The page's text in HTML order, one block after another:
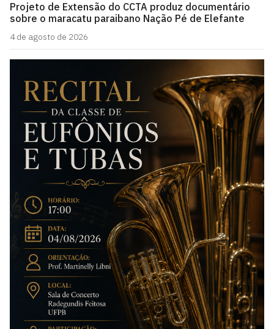
Projeto de Extensão do CCTA produz documentário
sobre o maracatu paraibano Nação Pé de Elefante
4 de agosto de 2026